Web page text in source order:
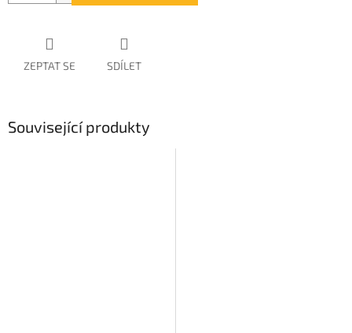
ZEPTAT SE SDÍLET
Související produkty